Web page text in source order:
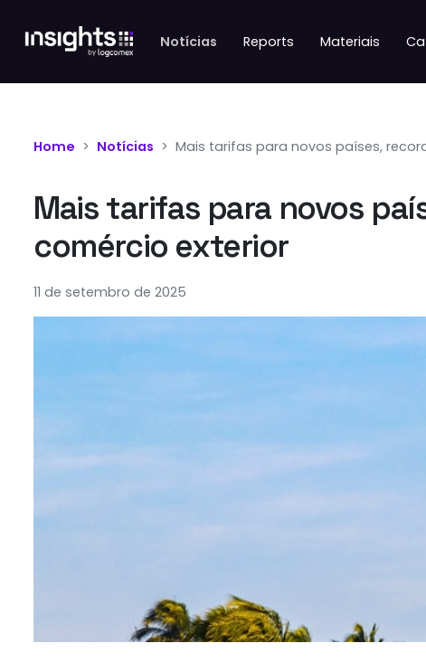
Notícias Reports Materiais
Home Notícias Mais tarifas para novos países,
Mais tarifas para novos
comércio exterior
11 de setembro de 2025